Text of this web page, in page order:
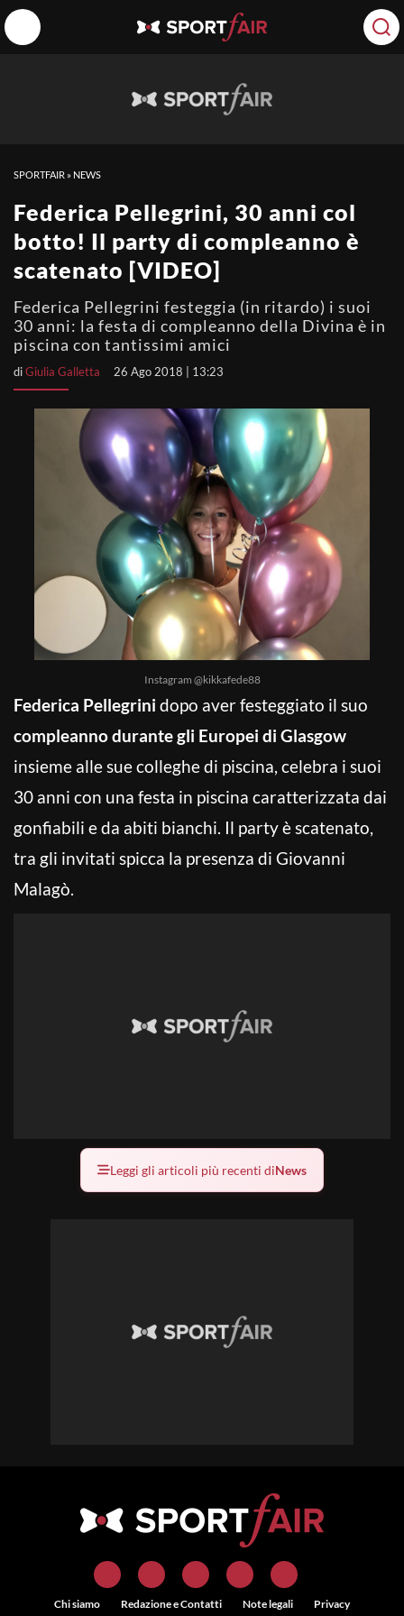
SPORTFAIR » NEWS
Federica Pellegrini, 30 anni col
botto! Il party di compleanno è
scatenato [VIDEO]
Federica Pellegrini festeggia (in ritardo) i suoi
30 anni: la festa di compleanno della Divina è in
piscina con tantissimi amici
diGiulia Galletta 26 Ago 2018 | 13:23
Instagram @kikkafede88
Federica Pellegrini dopo aver festeggiato il suo
compleanno durante gli Europei di Glasgow
insieme alle sue colleghe di piscina, celebra i suoi
30 anni con una festa in piscina caratterizzata dai
gonfiabili e da abiti bianchi. Il party è scatenato,
tra gli invitati spicca la presenza di Giovanni
Malagò.
Leggi gli articoli più recenti diNews
Chi siamo Redazione e Contatti Note legali Privacy